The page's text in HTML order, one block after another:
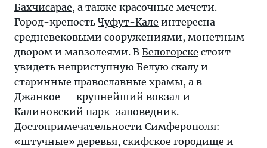
Бахчисарае, а также красочные мечети.
Город-крепость Чуфут-Кале интересна
средневековыми сооружениями, монетным
двором и мавзолеями. В Белогорске стоит
увидеть неприступную Белую скалу и
старинные православные храмы, а в
Джанкое — крупнейший вокзал и
Калиновский парк-заповедник.
Достопримечательности Симферополя:
«штучные» деревья, скифское городище и